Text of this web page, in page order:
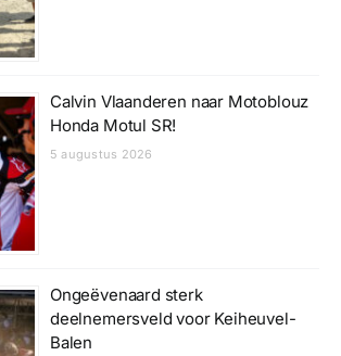
Calvin Vlaanderen naar Motoblouz
Honda Motul SR!
5 augustus 2026
Ongeëvenaard sterk
deelnemersveld voor Keiheuvel-
Balen